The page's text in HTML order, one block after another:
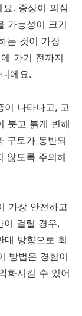
. 증상이 의심
가능성이 크기
는 것이 가장
가기 전까지
에요.
이 나타나고, 고
붓고 붉게 변해
구토가 동반되
않도록 주의해
가장 안전하고
이 걸릴 경우,
대 방향으로 회
방법은 경험이
화시킬 수 있어